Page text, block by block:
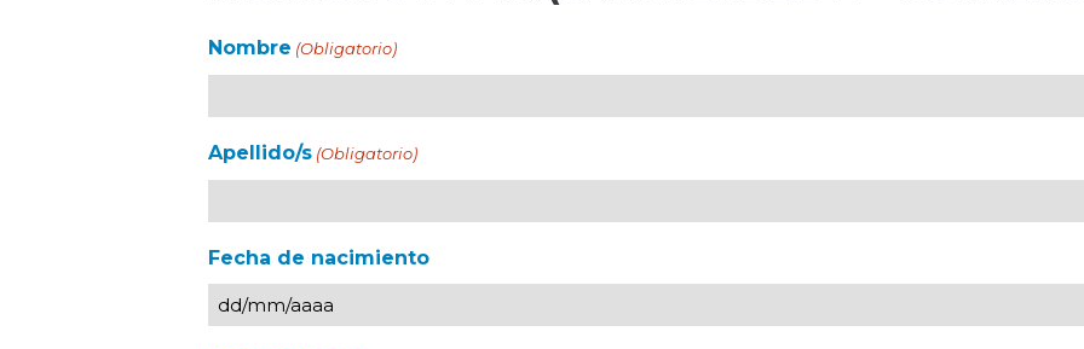
Nombre (Obligatorio)
Apellido/s (Obligatorio)
Fecha de nacimiento